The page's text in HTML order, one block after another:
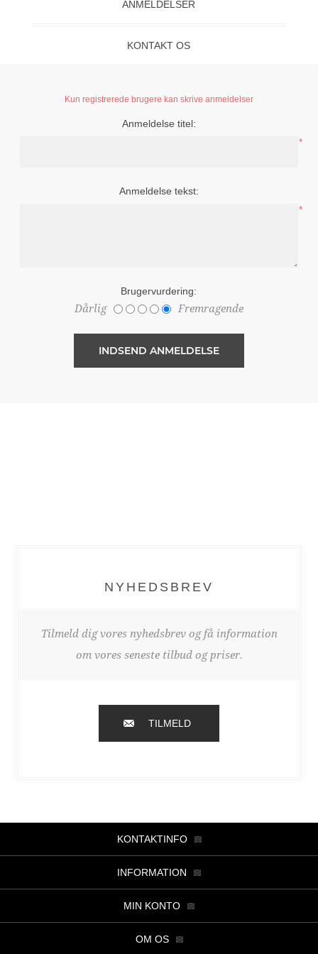
ANMELDELSER
KONTAKT OS
Kun registrerede brugere kan skrive anmeldelser
Anmeldelse titel:
*
Anmeldelse tekst:
*
Brugervurdering:
Dårlig Fremragende
NYHEDSBREV
Tilmeld dig vores nyhedsbrev og få information
om vores seneste tilbud og priser.
TILMELD
KONTAKTINFO
INFORMATION
MIN KONTO
OM OS